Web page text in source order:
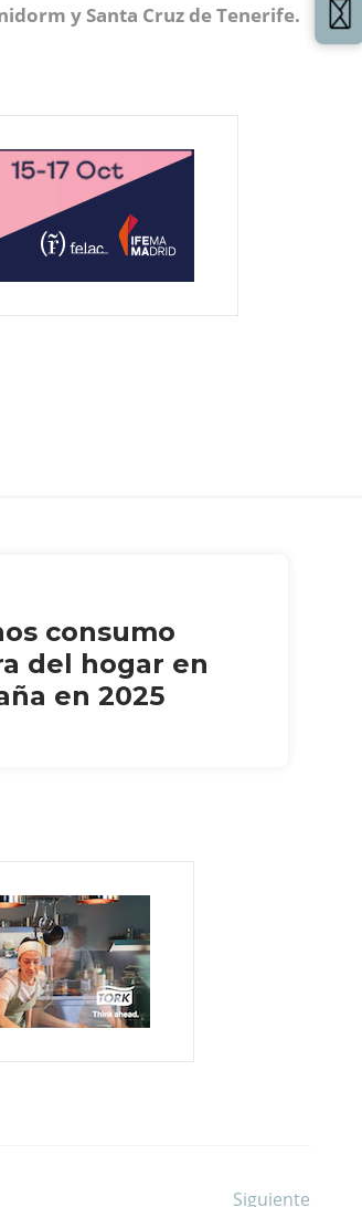
y Santa Cruz de Tenerife.
consumo
del hogar en
en 2025
Siguiente